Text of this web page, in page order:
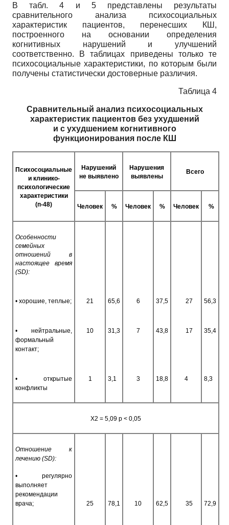
В табл. 4 и 5 представлены результаты
сравнительного анализа психосоциальных
характеристик пациентов, перенесших КШ,
построенного на основании определения
когнитивных нарушений и улучшений
соответственно. В таблицах приведены только те
психо­социальные характеристики, по которым были
получены статистически достоверные различия.
Таблица 4
Сравнительный анализ психосоциальных
характеристик пациентов без ухудшений
и с ухудшением когнитивного
функционирования после КШ
Психосоциальные
и клинико-
психологические
характеристики
(п-48)
Нарушений
не выявлено
Нарушения
выявлены
Всего
Человек % Человек % Человек %
Особенности
семейных
отношений в
настоящее время
(SD):
• хорошие, теплые; 21 65,6 6 37,5 27 56,3
• нейтральные,
формальный
контакт;
10 31,3 7 43,8 17 35,4
• открытые
конфликты
1 3,1 3 18,8 4 8,3
Х2 = 5,09 p < 0,05
Отношение к
лечению (SD):
• регулярно
выполняет
рекомендации
врача;
25 78,1 10 62,5 35 72,9